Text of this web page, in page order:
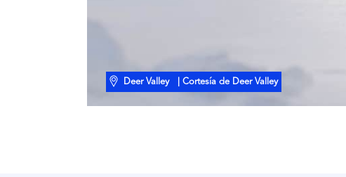
Deer Valley | Cortesía de Deer Valley